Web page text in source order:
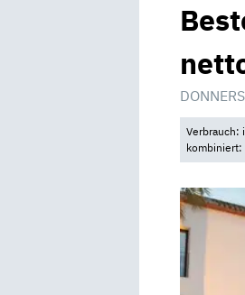
Verbrauch:
kombiniert: